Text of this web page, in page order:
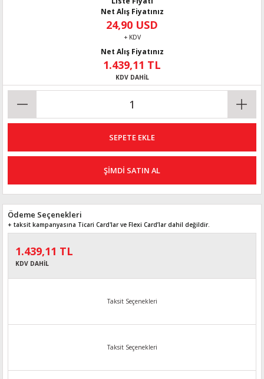
Net Alış Fiyatınız
24,90 USD
+ KDV
Net Alış Fiyatınız
1.439,11 TL
KDV DAHİL
SEPETE EKLE
ŞİMDİ SATIN AL
Ödeme Seçenekleri
+ taksit kampanyasına Ticari Card'lar ve Flexi Card’lar dahil değildir.
1.439,11 TL
KDV DAHİL
Taksit Seçenekleri
Taksit Seçenekleri